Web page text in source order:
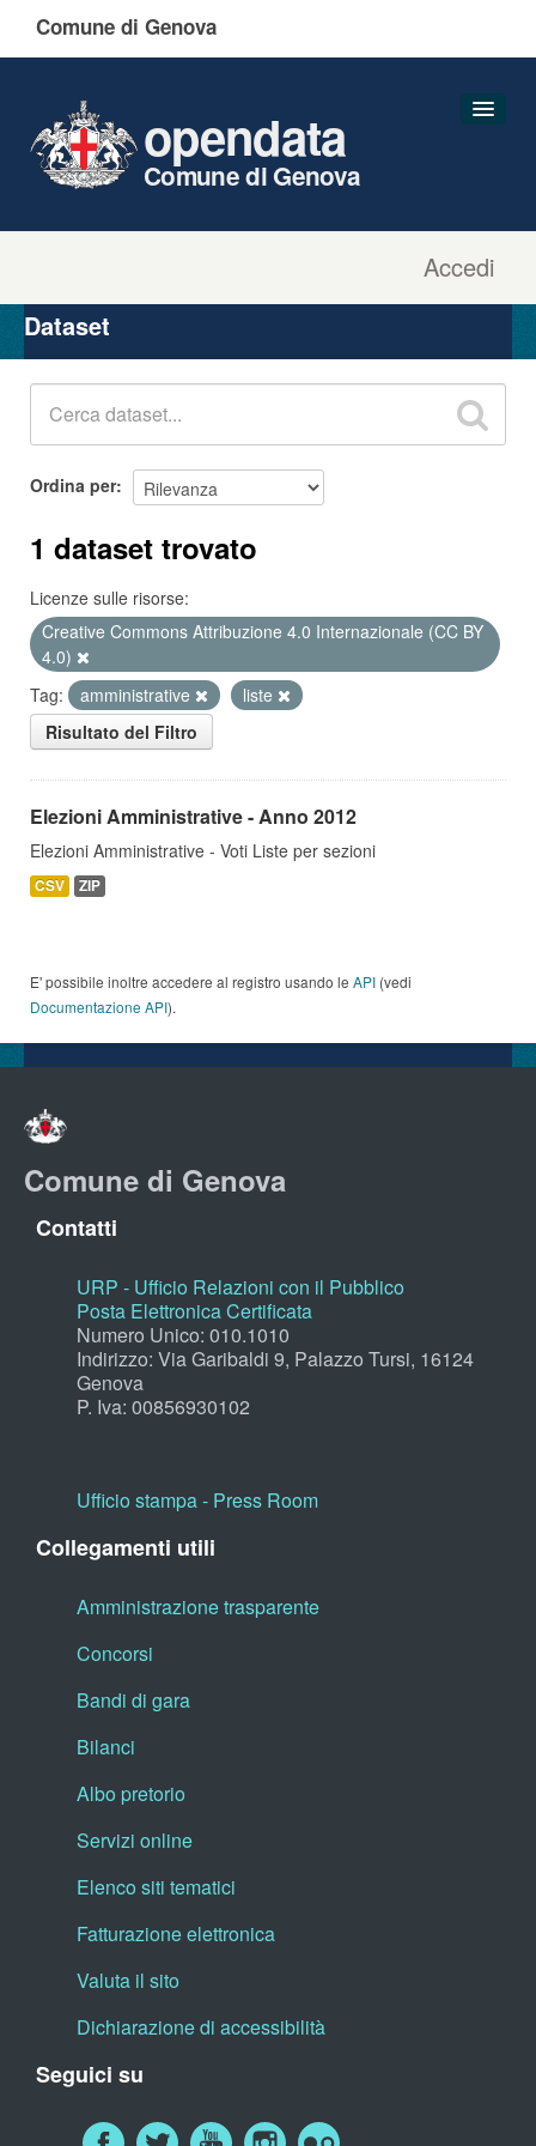
Comune di Genova
Accedi
opendata
Comune di Genova
Organizzazioni
Gruppi
Dataset
Ordina per
1 dataset trovato
Licenze sulle risorse:
Creative Commons Attribuzione 4.0 Internazionale (CC BY
4.0)
Tag:
amministrative
liste
Risultato del Filtro
Elezioni Amministrative - Anno 2012
Elezioni Amministrative - Voti Liste per sezioni
CSV ZIP
E' possibile inoltre accedere al registro usando le API (vedi
Documentazione API).
Comune di Genova
Contatti
URP - Ufficio Relazioni con il Pubblico
Posta Elettronica Certificata
Numero Unico: 010.1010
Indirizzo: Via Garibaldi 9, Palazzo Tursi, 16124
Genova
P. Iva: 00856930102
Ufficio stampa - Press Room
Collegamenti utili
Amministrazione trasparente
Concorsi
Bandi di gara
Bilanci
Albo pretorio
Servizi online
Elenco siti tematici
Fatturazione elettronica
Valuta il sito
Dichiarazione di accessibilità
Seguici su